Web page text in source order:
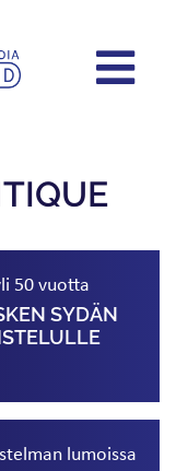
50 vuotta
SYDÄN
lumoissa